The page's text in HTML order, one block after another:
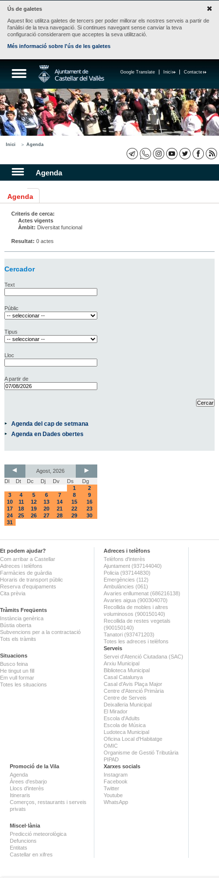
Ús de galetes
Aquest lloc utilitza galetes de tercers per poder millorar els nostres serveis a partir de
l'anàlisi de la teva navegació. Si continues navegant sense canviar la teva
configuració considerarem que acceptes la seva utilització.
Més informació sobre l'ús de les galetes
Contacte
Inici
Google Translate
Inici Agenda
Agenda
Agenda
Criteris de cerca:
Actes vigents
Àmbit: Diversitat funcional
Resultat: 0 actes
Cercador
Text
Públic
Tipus
Lloc
A partir de
Agenda del cap de setmana
Agenda en Dades obertes
Agost, 2026
Dl
Dt Dc Dj Dv Ds
Dg
1
2
3
4 5 6 7 8
9
10
11 12 13 14 15
16
17
18 19 20 21 22
23
24
25 26 27 28 29
30
31
Et podem ajudar?
Com arribar a Castellar
Adreces i telèfons
Farmàcies de guàrdia
Horaris de transport públic
Reserva d'equipaments
Cita prèvia
Tràmits Freqüents
Instància genèrica
Bústia oberta
Subvencions per a la contractació
Tots els tràmits
Situacions
Busco feina
He tingut un fill
Em vull formar
Totes les situacions
Adreces i telèfons
Telèfons d'interès
Ajuntament (937144040)
Policia (937144830)
Emergències (112)
Ambulàncies (061)
Avaries enllumenat (686216138)
Avaries aigua (900304070)
Recollida de mobles i altres
voluminosos (900150140)
Recollida de restes vegetals
(900150140)
Tanatori (937471203)
Totes les adreces i telèfons
Serveis
Servei d'Atenció Ciutadana (SAC)
Arxiu Municipal
Biblioteca Municipal
Casal Catalunya
Casal d'Avis Plaça Major
Centre d'Atenció Primària
Centre de Serveis
Deixalleria Municipal
El Mirador
Escola d'Adults
Escola de Música
Ludoteca Municipal
Oficina Local d'Habitatge
OMIC
Organisme de Gestió Tributària
PIPAD
Promoció de la Vila
Agenda
Àrees d'esbarjo
Llocs d'interès
Itineraris
Comerços, restaurants i serveis
privats
Miscel·lània
Predicció meteorològica
Defuncions
Entitats
Castellar en xifres
Xarxes socials
Instagram
Facebook
Twitter
Youtube
WhatsApp